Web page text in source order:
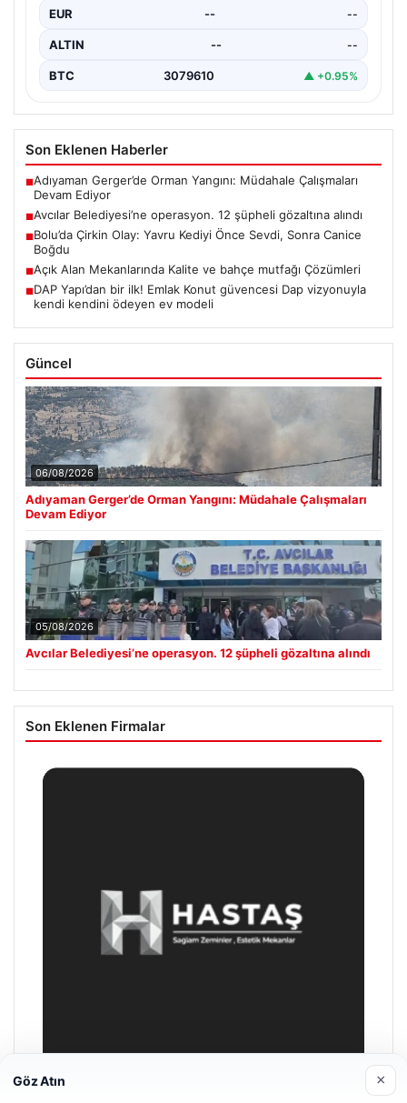
EUR -- --
ALTIN -- --
BTC 3079610 ▲ +0.95%
Son Eklenen Haberler
■Adıyaman Gerger’de Orman Yangını: Müdahale Çalışmaları
Devam Ediyor
■Avcılar Belediyesi’ne operasyon. 12 şüpheli gözaltına alındı
■Bolu’da Çirkin Olay: Yavru Kediyi Önce Sevdi, Sonra Canice
Boğdu
■Açık Alan Mekanlarında Kalite ve bahçe mutfağı Çözümleri
■DAP Yapı’dan bir ilk! Emlak Konut güvencesi Dap vizyonuyla
kendi kendini ödeyen ev modeli
Güncel
06/08/2026
Adıyaman Gerger’de Orman Yangını: Müdahale Çalışmaları
Devam Ediyor
05/08/2026
Avcılar Belediyesi’ne operasyon. 12 şüpheli gözaltına alındı
Son Eklenen Firmalar
Göz Atın ×